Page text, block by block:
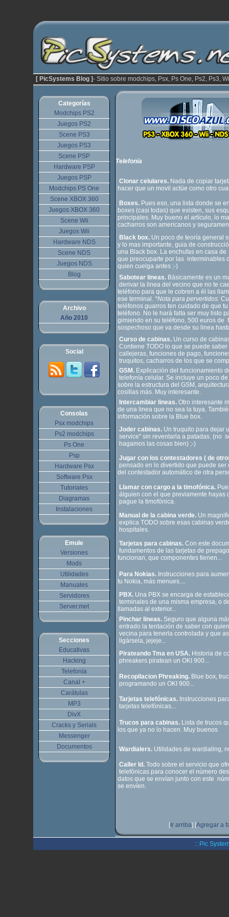
[ PicSystems Blog ]- Sitio sobre modchips, Psx, Ps One, Ps2, Ps3,
Categorías
Modchips PS2
Juegos PS2
Scene PS3
Juegos PS3
Scene PSP
Hardware PSP
Juegos PSP
Modchips PS One
Scene XBOX 360
Juegos XBOX 360
Scene Wii
Juegos Wii
Hardware NDS
Scene NDS
Juegos NDS
Blog
Archivo
Año 2010
Social
Consolas
Psx modchips
Ps2 modchips
Ps One
Psp
Hardware Psx
Software Psx
Tutoriales
Diagramas
Instalaciones
Emule
Versiones
Mods
Utilidades
Manuales
Servidores
Server.met
Secciones
Educativas
Hacking
Telefonía
Canal +
Carátulas
MP3
DivX
Cracks y Serials
Messenger
Documentos
Telefonía
Clonar celulares. Nada de copiar
hacer que un movil actúe como otro
Boxes. Pues eso, una lista donde se
boxes (casi todas) que existen, sus
principales. Muy bueno el artículo, lo
cacharros son americanos y
Black box. Un poco de teoría general
y lo mas importante, guia de
una Black box. La enchufas en casa
que preocuparte por las interminables
quien cuelga antes ;-)
Sabotear lineas. Básicamente es un
derivar la linea del vecino que no te
teléfono para que le cobren a él las
ese terminal. *Nota para pervertidos:
teléfonos guarros ten cuidado de que
teléfono. No le hará falta ser muy listo
gimiendo en su teléfono, 500 euros de
sospechoso que va desde su linea
Curso de cabinas. Un curso de
Contiene TODO lo que se puede
callejeras, funciones de pago,
truquitos, cacharros de los que se
GSM. Explicación del funcionamiento
telefonía celular. Se incluye un poco
sobre la estructura del GSM,
cosillas más. Muy interesante.
Intercambiar lineas. Otro interesante
de una linea que no sea la tuya.
información sobre la Blue box.
Joder cabinas. Un truquito para dejar
service" sin reventarla a patadas. (no
hagamos las cosas bien) ;-)
Jugar con los contestadores ( de
pensado en lo divertido que puede
del contestador automático de otra
Llamar con cargo a la timofónica.
álguien con el que previamente hayas
pague la timofónica.
Manual de la cabina verde. Un
explica TODO sobre esas cabinas
hospitales.
Tarjetas para cabinas. Con este
fundamentos de las tarjetas de
funcionan, que componentes tienen...
Para Nokias. Instrucciones para
tu Nokia, más menues....
PBX. Una PBX se encarga de
terminales de una misma empresa, o
llamadas al exterior...
Pinchar lineas. Seguro que alguna
entrado la tentación de saber con
vecina para tenerla controlada y que
ligársela, jejeje...
Pirateando Tma en USA. Historia de
phreakers piratean un OKI 900...
Recopilacion Phreaking. Blue box,
programando un OKI 900...
Tarjetas telefónicas. Instrucciones
tarjetas telefónicas...
Trucos para cabinas. Lista de trucos
los que ya no lo hacen. Muy buenos
Wardialers. Utilidades de wardialing,
Caller Id. Todo sobre el servicio que
telefónicas para conocer el número
datos que se envían junto con este
se envíen.
[ Ir arriba] [Agregar a
:: Pic